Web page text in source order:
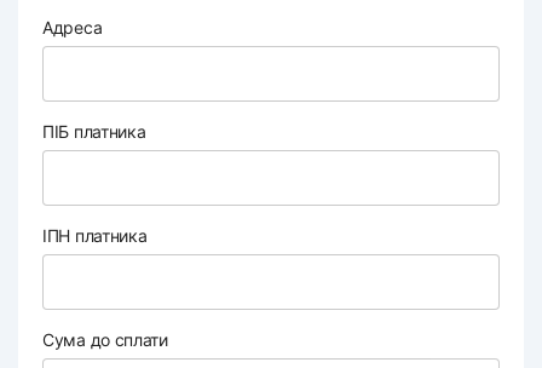
Адреса
ПІБ платника
ІПН платника
Сума до сплати